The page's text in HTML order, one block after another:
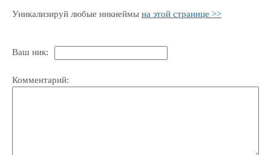
Уникализируй любые никнеймы на этой странице >>
Ваш ник:
Комментарий: